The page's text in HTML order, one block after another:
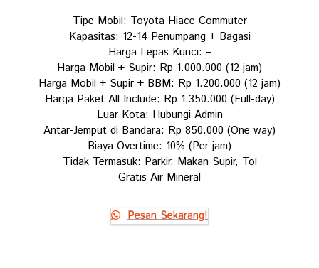
Tipe Mobil: Toyota Hiace Commuter
Kapasitas: 12-14 Penumpang + Bagasi
Harga Lepas Kunci: –
Harga Mobil + Supir: Rp 1.000.000 (12 jam)
Harga Mobil + Supir + BBM: Rp 1.200.000 (12 jam)
Harga Paket All Include: Rp 1.350.000 (Full-day)
Luar Kota: Hubungi Admin
Antar-Jemput di Bandara: Rp 850.000 (One way)
Biaya Overtime: 10% (Per-jam)
Tidak Termasuk: Parkir, Makan Supir, Tol
Gratis Air Mineral
Pesan Sekarang!